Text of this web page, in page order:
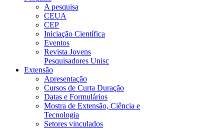
A pesquisa
CEUA
CEP
Iniciação Científica
Eventos
Revista Jovens
Pesquisadores Unisc
Extensão
Apresentação
Cursos de Curta Duração
Datas e Formulários
Mostra de Extensão, Ciência e
Tecnologia
Setores vinculados